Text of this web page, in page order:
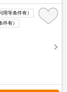
等条件有）
有）